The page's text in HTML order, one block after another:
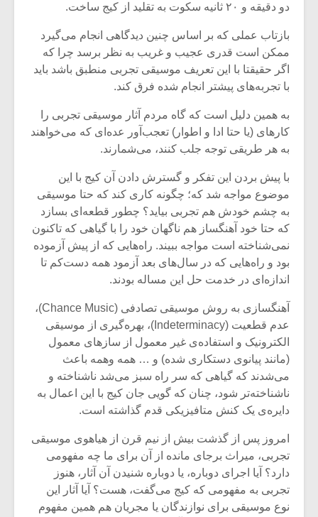
دو دقیقه و ۲۰ ثانیه سکوت به تقلید از کیج ساخت.
بازتاب عملی که بر اساس چنین دیدگاهی انجام می‌گیرد
ممکن است قدری عجیب و غریب به نظر برسد چرا که
اگر حقیقتا با این تعریف موسیقی تجربی منطبق باشد باید
با تجربه‌های پیشتر انجام شده فرق کند.
به همین دلیل است که گاه مردم آثار موسیقی تجربی را
کارهای (یا حتا ادا و اطوار) تعجب‌آور عده‌ای که می‌خواهند
به هر طریقی توجه جلب کنند، می‌شمارند.
با پیش بردن این تفکر و گسترش دادن آن کیج با این
موضوع مواجه شد که؛ چگونه کاری کند که حتا موسیقی
به چشم خودش هم تجربی بیاید؟ چطور قطعه‌ای بسازد
که حتا خود آهنگساز هم ناگهان خود را با گیاهی که تاکنون
نمی‌شناخته است مواجه ببیند. راه‌هایی که از پیش آزموده
بود و راه‌هایی که در سال‌های بعد آزمود همه دست‌کم تا
اندازه‌ای در خدمت حل این مساله بودند.
آهنگسازی به روش موسیقی تصادفی (Chance Music)،
عدم قطعیت (Indeterminacy)، بهره‌گیری از موسیقی
الکترونیک و استفاده‌ی غیر معمول از سازهای معمول
(مانند پیانوی دستکاری شده) و … همه وهمه باعث
می‌شدند که گیاهی که سر راه سبز می‌شد ناشناخته و
ناشناخته‌تر شود، چنان که گویی جان کیج با این اعمال به
دایره‌ی یک کنش متافیزیکی قدم گذاشته است.
امروز پس از گذشت بیش از نیم قرن از هیاهوی موسیقی
تجربی، میراث برجای مانده از آن برای ما چه مفهومی
دارد؟ آیا اجرای دوباره، یا دوباره شنیدن آن آثار، هنوز
تجربی به مفهومی که کیج می‌گفت، هست؟ آیا آثار این
نوع موسیقی برای نوازندگان یا مجریان هم همین مفهوم
یادداشتی بر موسیقی
متن فیلم «متری
شیش و نیم»
اگر نمی توانی
مشهورترین باشی،
بدنام ترین باش
دوره
موسیقی
موسیقی
موسیقی